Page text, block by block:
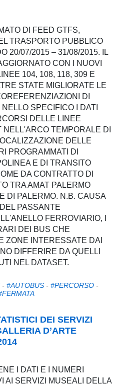
DI FEED GTFS,
TRASPORTO PUBBLICO
20/07/2015 – 31/08/2015. IL
CON I NUOVI
104, 108, 118, 309 E
STATE MIGLIORATE LE
DI
SPECIFICO I DATI
DELLE LINEE
NELL'ARCO TEMPORALE DI
DELLE
PROGRAMMATI DI
E DI TRANSITO
DA CONTRATTO DI
TRA AMAT PALERMO
DI PALERMO. N.B. CAUSA
PASSANTE
FERROVIARIO, I
DEI BUS CHE
ZONE INTERESSATE DAI
DIFFERIRE DA QUELLI
NEL DATASET.
- #AUTOBUS- #PERCORSO-
DEI SERVIZI
D’ARTE
I DATI E I NUMERI
AI SERVIZI MUSEALI DELLA